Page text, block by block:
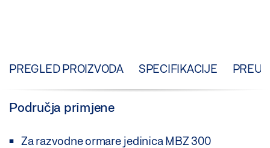
PREGLED PROIZVODA SPECIFIKACIJE
Područja primjene
Za razvodne ormare jedinica MBZ 300